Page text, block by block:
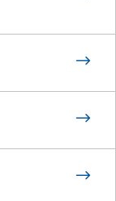
$
$
$